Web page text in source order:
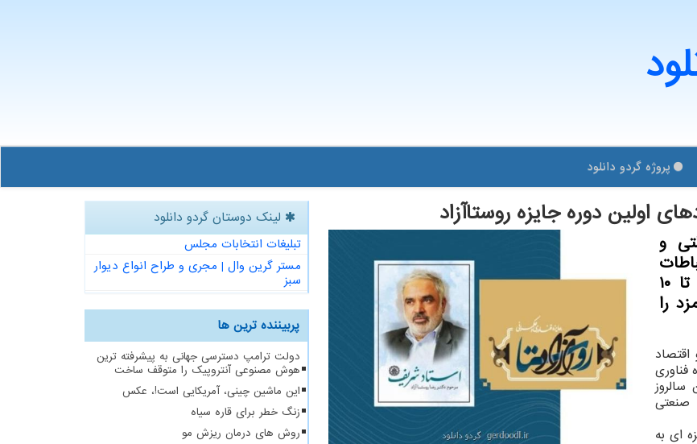
پروژه گردو دانلود
و
بین الملل و شرکتهای دانش بنیان و فناور تا ۱۰
را
فناوری
با دومین سالروز
ای به
لینک دوستان گردو دانلود
تبلیغات انتخابات مجلس
مستر گرین وال | مجری و طراح انواع دیوار
سبز
پربیننده ترین ها
دولت ترامپ دسترسی جهانی به پیشرفته ترین
هوش مصنوعی آنتروپیک را متوقف ساخت
این ماشین چینی، آمریکایی است!، عکس
زنگ خطر برای قاره سیاه
روش های درمان ریزش مو